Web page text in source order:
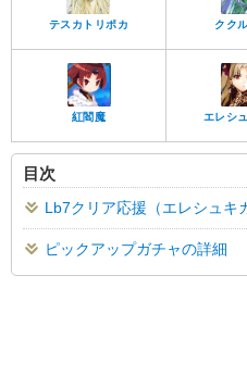
テスカトリポカ クク
紅閻魔 エレシ
目次
Lb7クリア応援（エレシュキ
ピックアップガチャの詳細